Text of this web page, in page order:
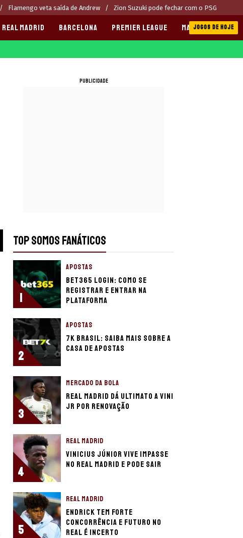
Flamengo veta saída de Andrew Zion Suzuki pode fechar com o PSG
REAL MADRID BARCELONA PREMIER LEAGUE MANCHESTER CITY
JOGOS DE HOJE
PUBLICIDADE
TOP SOMOS FANÁTICOS
1
APOSTAS
bet365 login: como se
registrar e entrar na
plataforma
2
APOSTAS
7K Brasil: Saiba mais sobre a
casa de apostas
3
MERCADO DA BOLA
Real Madrid dá ultimato a Vini
Jr por renovação
4
REAL MADRID
Vinicius Júnior vive impasse
no Real Madrid e pode sair
5
REAL MADRID
Endrick tem forte
concorrência e futuro no
Real é incerto